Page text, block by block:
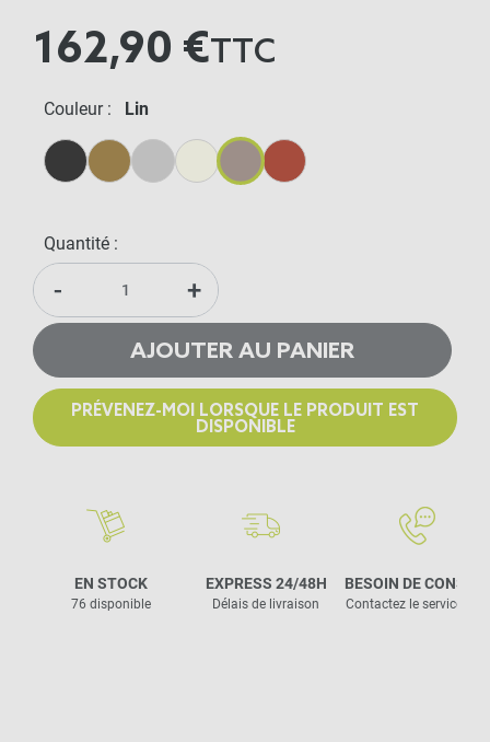
162,90 €TTC
Couleur : Lin
Quantité :
- +
AJOUTER AU PANIER
PRÉVENEZ-MOI LORSQUE LE PRODUIT EST
DISPONIBLE
EN STOCK
76 disponible
EXPRESS 24/48H
Délais de livraison
BESOIN DE CONSEIL
Contactez le service